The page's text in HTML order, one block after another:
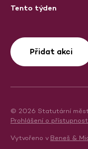
Tento týden
Přidat akci
© 2026 Statutární
Prohlášení o
Vytvořeno v Beneš &